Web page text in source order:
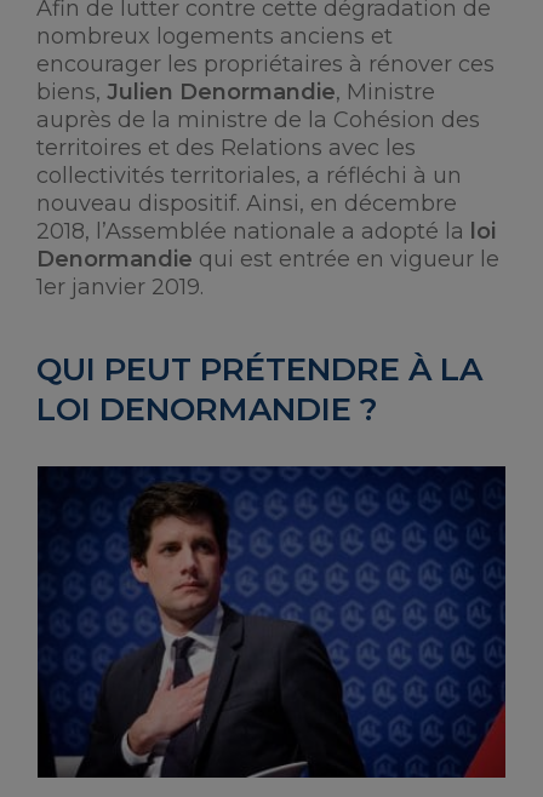
Afin de lutter contre cette dégradation de
nombreux logements anciens et
encourager les propriétaires à rénover ces
biens, Julien Denormandie, Ministre
auprès de la ministre de la Cohésion des
territoires et des Relations avec les
collectivités territoriales, a réfléchi à un
nouveau dispositif. Ainsi, en décembre
2018, l’Assemblée nationale a adopté la loi
Denormandie qui est entrée en vigueur le
1er janvier 2019.
QUI PEUT PRÉTENDRE À LA
LOI DENORMANDIE ?